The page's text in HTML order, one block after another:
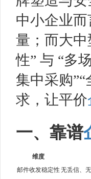
中小企业
量；而大
性” 与 “多
集中采购
求，让平价
一、靠谱
维度
邮件收发稳定性 无丢信、